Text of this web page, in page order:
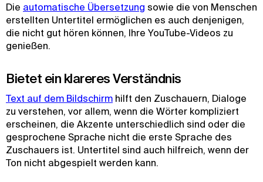
Die automatische Übersetzung sowie die von Menschen
erstellten Untertitel ermöglichen es auch denjenigen,
die nicht gut hören können, Ihre YouTube-Videos zu
genießen.
Bietet ein klareres Verständnis
Text auf dem Bildschirm hilft den Zuschauern, Dialoge
zu verstehen, vor allem, wenn die Wörter kompliziert
erscheinen, die Akzente unterschiedlich sind oder die
gesprochene Sprache nicht die erste Sprache des
Zuschauers ist. Untertitel sind auch hilfreich, wenn der
Ton nicht abgespielt werden kann.